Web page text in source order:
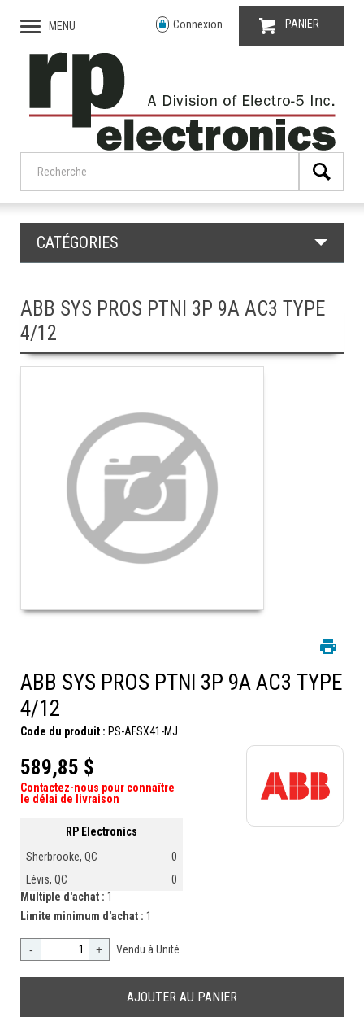
MENU Connexion PANIER
CATÉGORIES
ABB SYS PROS PTNI 3P 9A AC3 TYPE
4/12
ABB SYS PROS PTNI 3P 9A AC3 TYPE
4/12
Code du produit : PS-AFSX41-MJ
589,85 $
Contactez-nous pour connaître
le délai de livraison
RP Electronics
Sherbrooke, QC
0
Lévis, QC
0
Multiple d'achat : 1
Limite minimum d'achat : 1
- + Vendu à Unité